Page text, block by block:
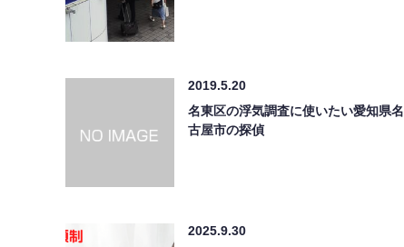
2019.5.20
名東区の浮気調査に使いたい愛知県名
古屋市の探偵
2025.9.30